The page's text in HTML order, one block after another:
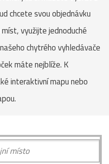
chcete svou objednávku
využijte jednoduché
chytrého vyhledávače
máte nejblíže. K
interaktivní mapu nebo